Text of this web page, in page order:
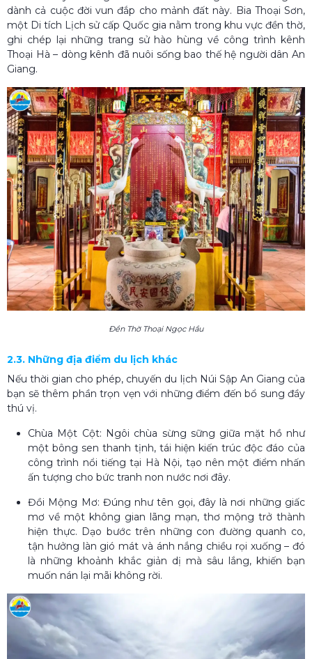
dành cả cuộc đời vun đắp cho mảnh đất này. Bia Thoại Sơn,
một Di tích Lịch sử cấp Quốc gia nằm trong khu vực đền thờ,
ghi chép lại những trang sử hào hùng về công trình kênh
Thoại Hà – dòng kênh đã nuôi sống bao thế hệ người dân An
Giang.
Đền Thờ Thoại Ngọc Hầu
2.3. Những địa điểm du lịch khác
Nếu thời gian cho phép, chuyến du lịch Núi Sập An Giang của
bạn sẽ thêm phần trọn vẹn với những điểm đến bổ sung đầy
thú vị.
Chùa Một Cột: Ngôi chùa sừng sững giữa mặt hồ như
một bông sen thanh tịnh, tái hiện kiến trúc độc đáo của
công trình nổi tiếng tại Hà Nội, tạo nên một điểm nhấn
ấn tượng cho bức tranh non nước nơi đây.
Đồi Mộng Mơ: Đúng như tên gọi, đây là nơi những giấc
mơ về một không gian lãng mạn, thơ mộng trở thành
hiện thực. Dạo bước trên những con đường quanh co,
tận hưởng làn gió mát và ánh nắng chiều rọi xuống – đó
là những khoảnh khắc giản dị mà sâu lắng, khiến bạn
muốn nán lại mãi không rời.